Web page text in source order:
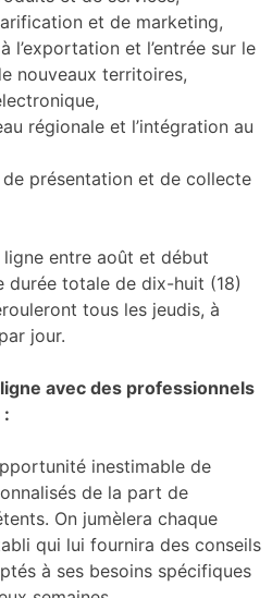
et de marketing,
l’exportation et l’entrée sur le
nouveaux territoires,
régionale et l’intégration au
de présentation et de collecte
entre août et début
durée totale de dix-huit (18)
tous les jeudis, à
jour.
avec des professionnels
:
inestimable de
de la part de
On jumèlera chaque
qui lui fournira des conseils
à ses besoins spécifiques